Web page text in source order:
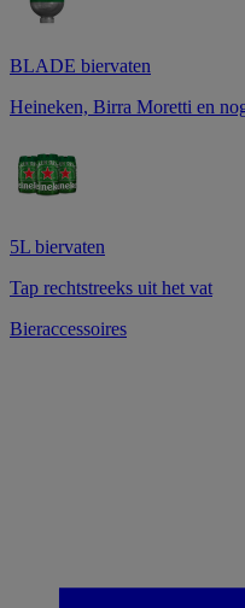
BLADE biervaten
Heineken, Birra Moretti en
5L biervaten
Tap rechtstreeks uit het vat
Bieraccessoires